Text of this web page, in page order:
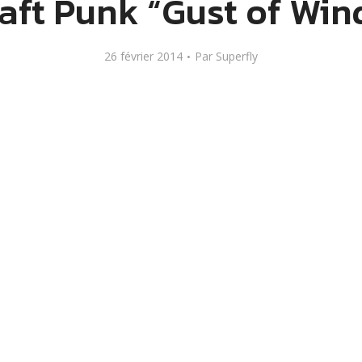
Punk “Gust of
26 février 2014 Par Superfly